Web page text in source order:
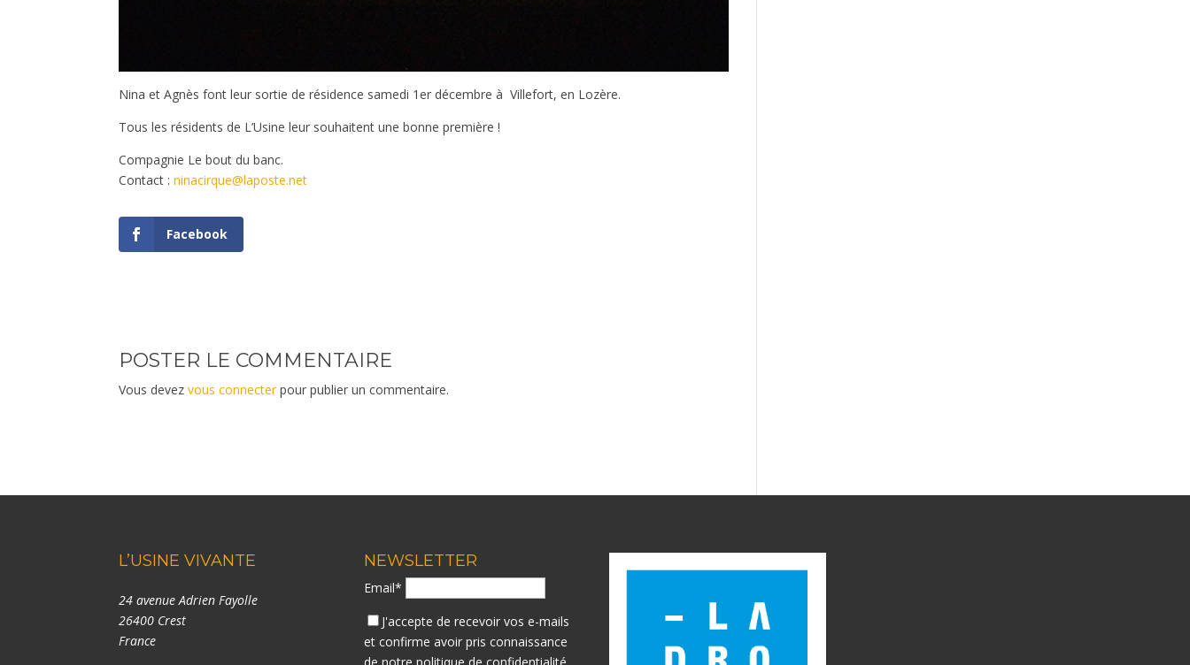
Nina et Agnès font leur sortie de résidence samedi 1er décembre à Villefort, en Lozère.
Tous les résidents de L’Usine leur souhaitent une bonne première !
Compagnie Le bout du banc.
Contact :ninacirque@laposte.net
Facebook
POSTER LE COMMENTAIRE
Vous devezvous connecterpour publier un commentaire.
L’USINE VIVANTE
24 avenue Adrien Fayolle
26400 Crest
France
NEWSLETTER
Email*
J'accepte de recevoir vos e-mails
et confirme avoir pris connaissance
de notrepolitique de confidentialité